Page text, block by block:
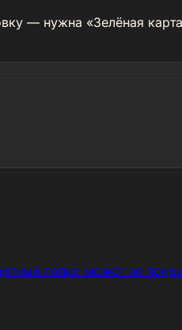
— нужна «Зелёная
полис может не